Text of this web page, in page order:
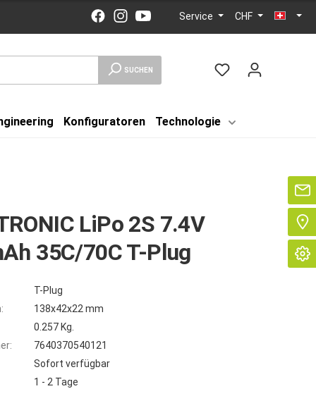
Service CHF
SUCHEN
Konfiguratoren Technologie
LiPo 2S 7.4V
35C/70C T-Plug
T-Plug
138x42x22 mm
0.257 Kg.
7640370540121
Sofort verfügbar
1 - 2 Tage